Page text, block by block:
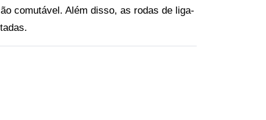
comutável. Além disso, as rodas de liga-